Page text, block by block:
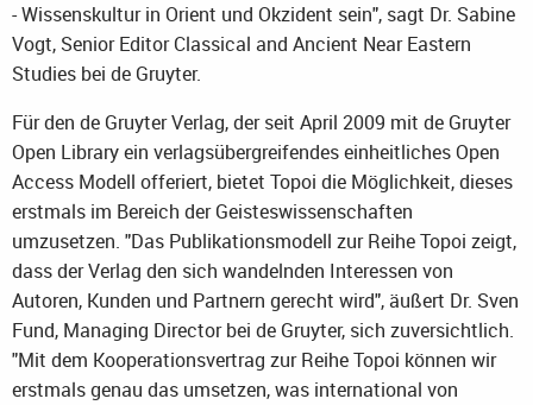
- Wissenskultur in Orient und Okzident sein", sagt Dr. Sabine
Vogt, Senior Editor Classical and Ancient Near Eastern
Studies bei de Gruyter.
Für den de Gruyter Verlag, der seit April 2009 mit de Gruyter
Open Library ein verlagsübergreifendes einheitliches Open
Access Modell offeriert, bietet Topoi die Möglichkeit, dieses
erstmals im Bereich der Geisteswissenschaften
umzusetzen. "Das Publikationsmodell zur Reihe Topoi zeigt,
dass der Verlag den sich wandelnden Interessen von
Autoren, Kunden und Partnern gerecht wird", äußert Dr. Sven
Fund, Managing Director bei de Gruyter, sich zuversichtlich.
"Mit dem Kooperationsvertrag zur Reihe Topoi können wir
erstmals genau das umsetzen, was international von